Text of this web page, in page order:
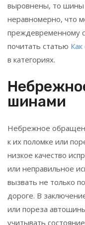
выровнены, то шины
неравномерно, что
преждевременному
почитать статью
в категориях.
шинами
Небрежное
к их поломке или
низкое качество
или неправильное
вызвать не только
дороге. В
или пореза
учитывать